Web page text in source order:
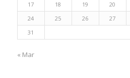
17
18 19 20
24
25 26 27
31
« Mar